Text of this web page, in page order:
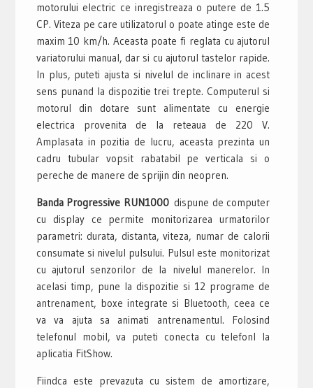
motorului electric ce inregistreaza o putere de 1.5
CP. Viteza pe care utilizatorul o poate atinge este de
maxim 10 km/h. Aceasta poate fi reglata cu ajutorul
variatorului manual, dar si cu ajutorul tastelor rapide.
In plus, puteti ajusta si nivelul de inclinare in acest
sens punand la dispozitie trei trepte. Computerul si
motorul din dotare sunt alimentate cu energie
electrica provenita de la reteaua de 220 V.
Amplasata in pozitia de lucru, aceasta prezinta un
cadru tubular vopsit rabatabil pe verticala si o
pereche de manere de sprijin din neopren.
Banda Progressive RUN1000 dispune de computer
cu display ce permite monitorizarea urmatorilor
parametri: durata, distanta, viteza, numar de calorii
consumate si nivelul pulsului. Pulsul este monitorizat
cu ajutorul senzorilor de la nivelul manerelor. In
acelasi timp, pune la dispozitie si 12 programe de
antrenament, boxe integrate si Bluetooth, ceea ce
va va ajuta sa animati antrenamentul. Folosind
telefonul mobil, va puteti conecta cu telefonl la
aplicatia FitShow.
Fiindca este prevazuta cu sistem de amortizare,